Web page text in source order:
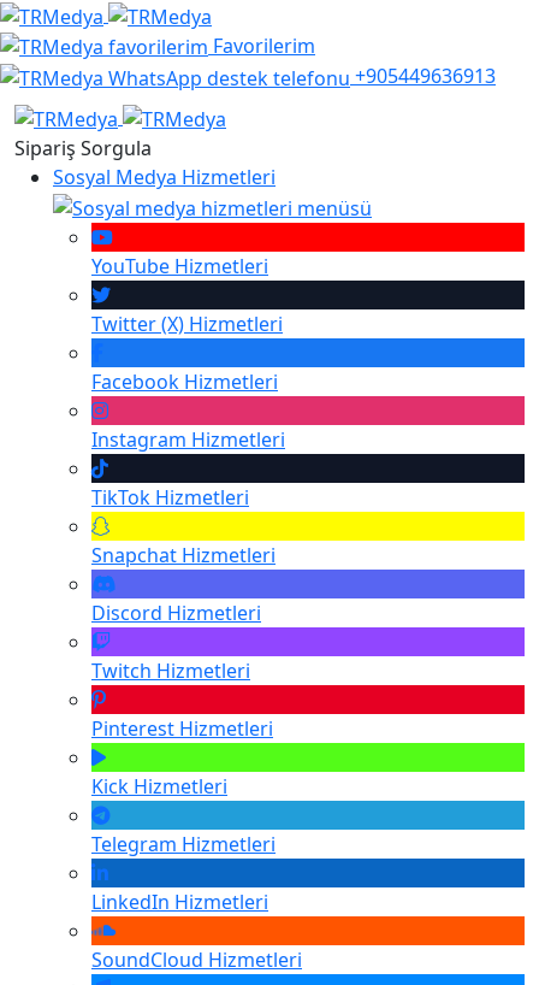
Favorilerim
+905449636913
Sipariş Sorgula
Sosyal Medya Hizmetleri
YouTube Hizmetleri
Twitter (X) Hizmetleri
Facebook Hizmetleri
Instagram Hizmetleri
TikTok Hizmetleri
Snapchat Hizmetleri
Discord Hizmetleri
Twitch Hizmetleri
Pinterest Hizmetleri
Kick Hizmetleri
Telegram Hizmetleri
LinkedIn Hizmetleri
SoundCloud Hizmetleri